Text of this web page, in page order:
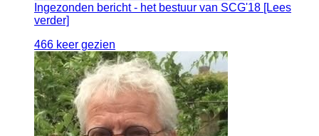
Ingezonden bericht - het bestuur van SCG'18 [Lees
verder]
466 keer gezien